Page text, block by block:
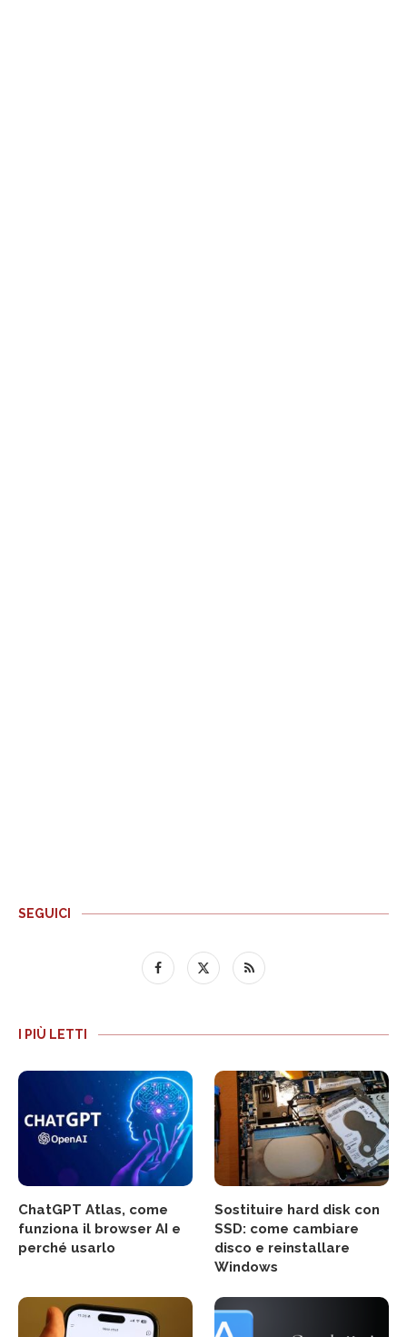
SEGUICI
I PIÙ LETTI
ChatGPT Atlas, come
funziona il browser AI e
perché usarlo
Sostituire hard disk con
SSD: come cambiare
disco e reinstallare
Windows